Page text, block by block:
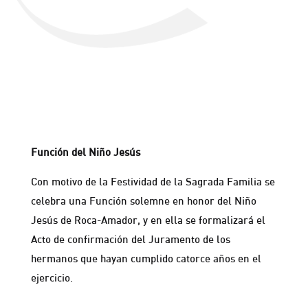
Función del Niño Jesús
Con motivo de la Festividad de la Sagrada Familia se
celebra una Función solemne en honor del Niño
Jesús de Roca-Amador, y en ella se formalizará el
Acto de confirmación del Juramento de los
hermanos que hayan cumplido catorce años en el
ejercicio.